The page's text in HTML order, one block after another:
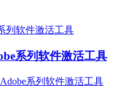
系列软件激活工具
系列软件激活工具